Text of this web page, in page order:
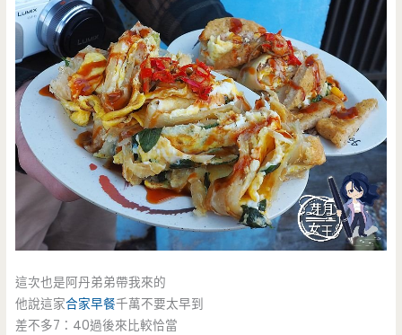
這次也是阿丹弟弟帶我來的
他說這家合家早餐千萬不要太早到
差不多7：40過後來比較恰當